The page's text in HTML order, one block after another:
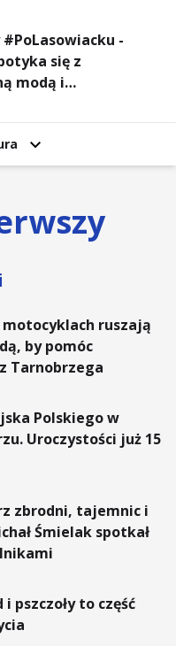
-
się z
modą i
motocyklach ruszają
by pomóc
Tarnobrzega
Polskiego w
Uroczystości już 15
zbrodni, tajemnic i
Śmielak spotkał
i pszczoły to część